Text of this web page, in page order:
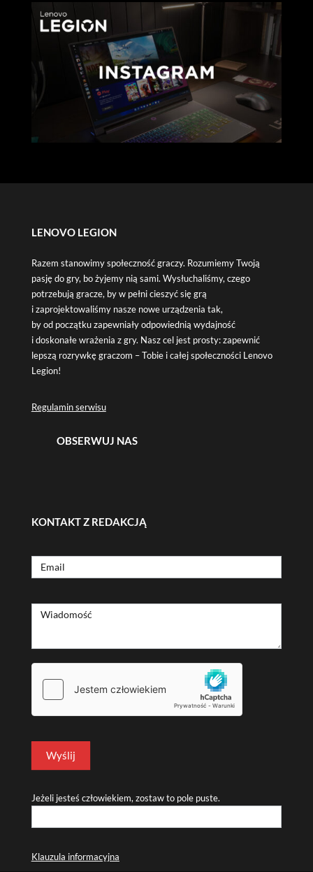
LENOVO LEGION
Razem stanowimy społeczność graczy. Rozumiemy Twoją
pasję do gry, bo żyjemy nią sami. Wysłuchaliśmy, czego
potrzebują gracze, by w pełni cieszyć się grą
i zaprojektowaliśmy nasze nowe urządzenia tak,
by od początku zapewniały odpowiednią wydajność
i doskonałe wrażenia z gry. Nasz cel jest prosty: zapewnić
lepszą rozrywkę graczom – Tobie i całej społeczności Lenovo
Legion!
Regulamin serwisu
OBSERWUJ NAS
KONTAKT Z REDAKCJĄ
kontaktowy
Email
Wiadomość
Wyślij
Jeżeli jesteś człowiekiem, zostaw to pole puste.
Klauzula informacyjna